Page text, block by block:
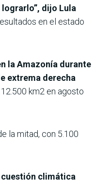
dijo Lula
en el estado
la Amazonía durante
extrema derecha
km2 en agosto
la mitad, con 5.100
cuestión climática